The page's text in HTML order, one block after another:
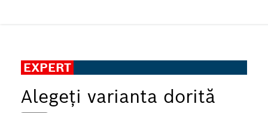
EXPERT
Alegeți varianta dorită